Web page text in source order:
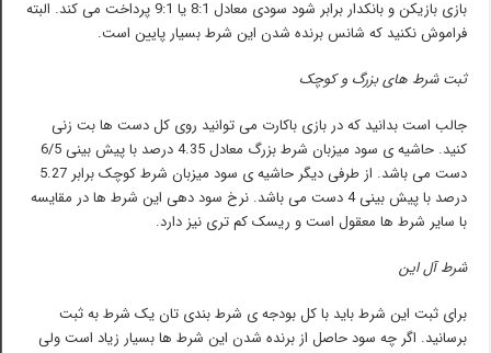
بازی بازیکن و بانکدار برابر شود سودی معادل 8:1 یا 9:1 پرداخت می کند. البته
فراموش نکنید که شانس برنده شدن این شرط بسیار پایین است.
ثبت شرط های بزرگ و کوچک
جالب است بدانید که در بازی باکارت می توانید روی کل دست ها بت زنی
کنید. حاشیه ی سود میزبان شرط بزرگ معادل 4.35 درصد با پیش بینی 6/5
دست می باشد. از طرفی دیگر حاشیه ی سود میزبان شرط کوچک برابر 5.27
درصد با پیش بینی 4 دست می باشد. نرخ سود دهی این شرط ها در مقایسه
با سایر شرط ها معقول است و ریسک کم تری نیز دارد.
شرط آل این
برای ثبت این شرط باید با کل بودجه ی شرط بندی تان یک شرط به ثبت
برسانید. اگر چه سود حاصل از برنده شدن این شرط ها بسیار زیاد است ولی